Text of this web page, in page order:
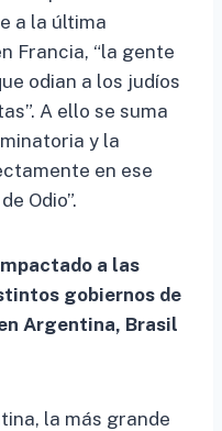
a la última
Francia, “la gente
odian a los judíos
A ello se suma
y la
en ese
Odio”.
a las
gobiernos de
Argentina, Brasil
la más grande